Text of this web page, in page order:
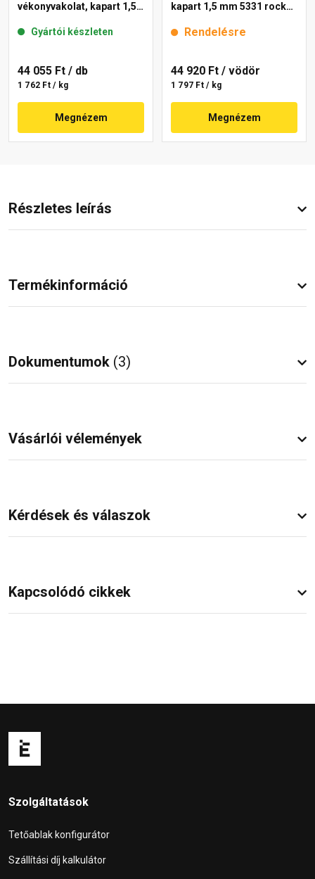
vékonyvakolat, kapart 1,5
Gyártói készleten
44 055 Ft / db
1 762 Ft / kg
Megnézem
kapart 1,5 mm 5331 rock
Rendelésre
44 920 Ft / vödör
1 797 Ft / kg
Megnézem
Részletes leírás
Termékinformáció
Dokumentumok (3)
Vásárlói vélemények
Kérdések és válaszok
Kapcsolódó cikkek
Szolgáltatások
Tetőablak konfigurátor
Szállítási díj kalkulátor